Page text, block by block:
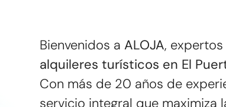
Bienvenidos aALOJA, expertos
alquileres turísticos en El
Con más de 20 años de
servicio integral que maximiza